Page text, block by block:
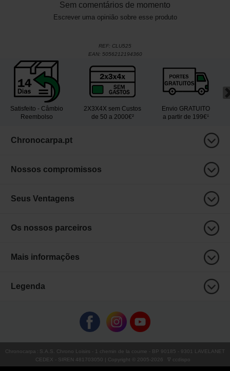
Sem comentários de momento
Escrever uma opinião sobre esse produto
REF: CLU525
EAN: 5056212194360
Satisfeito - Câmbio
Reembolso
2X3X4X sem Custos
de 50 a 2000€²
Envio GRATUITO
a partir de 199€¹
Chronocarpa.pt
Nossos compromissos
Seus Ventagens
Os nossos parceiros
Mais informações
Legenda
Chronocarpa : S.A.S. Chrono Loisirs - 1 chemin de la coume - BP 90185 - 9301 LAVELANET
CEDEX - SIREN 481703050 | Copyright © 2005-2026 ∇ ccdispo